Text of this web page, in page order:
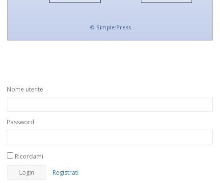
© Simple:Press
Nome utente
Password
Ricordami
Registrati